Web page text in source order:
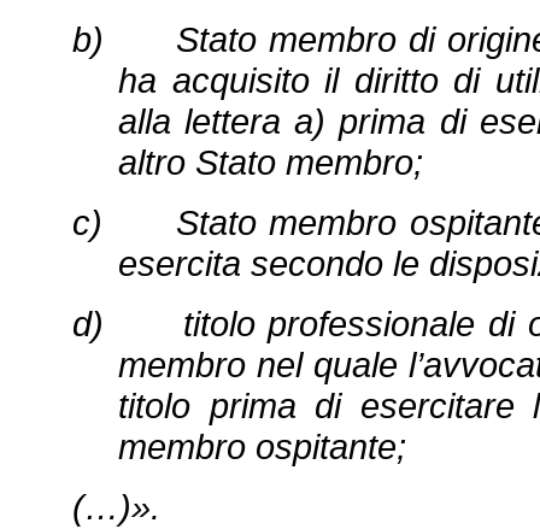
b) Stato membro di origine,
ha acquisito il diritto di
alla lettera a) prima di
altro Stato membro;
c) Stato membro ospitante,
esercita secondo le
d) titolo professionale di
membro nel quale
titolo prima di esercitare
membro ospitante;
(…)».